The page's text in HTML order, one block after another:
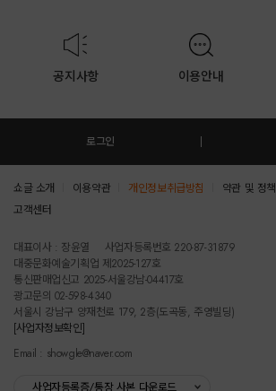
공지사항 이용안내
로그인
쇼글 소개 이용약관 개인정보취급방침
약관 및 정책
고객센터
대표이사 : 장윤열
사업자등록번호 220-87-31879
대중문화예술기획업 제2025-127호
통신판매업신고 2025-서울강남-04417호
광고문의 02-598-4340
서울시 강남구 양재천로 179, 2층(도곡동, 주영빌딩)
[사업자정보확인]
Email : showgle@naver.com
사업자등록증/통장 사본 다운로드